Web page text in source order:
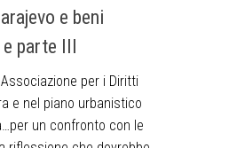
e beni
parte III
per i Diritti
e nel piano urbanistico
un confronto con le